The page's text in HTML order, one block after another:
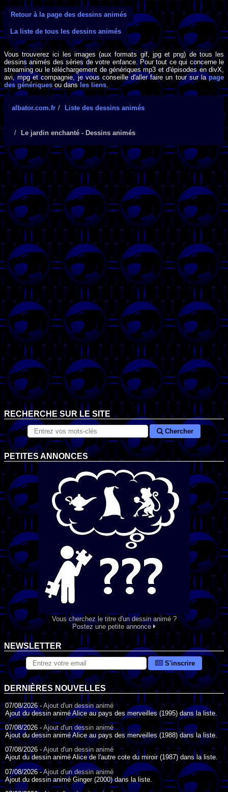
Retour à la page des dessins animés
La liste de tous les dessins animés
Vous trouverez ici les images (aux formats gif, jpg et png) de tous les
dessins animés des séries de votre enfance. Pour tout ce qui concerne le
streaming ou le téléchargement de génériques mp3 et d'épisodes en divX,
avi, mpg et compagnie, je vous conseille d'aller faire un tour sur lapage
des génériques ou dansles liens.
albator.com.fr Liste des dessins animés
Le jardin enchanté - Dessins animés
RECHERCHE SUR LE SITE
Chercher
PETITES ANNONCES
Vous cherchez le titre d'un dessin animé ?
Postez une petite annonce
NEWSLETTER
S'inscrire
DERNIÈRES NOUVELLES
07/08/2026 - Ajout d'un dessin animé
Ajout du dessin animé Alice au pays des merveilles (1995) dans la liste.
07/08/2026 - Ajout d'un dessin animé
Ajout du dessin animé Alice au pays des merveilles (1988) dans la liste.
07/08/2026 -Ajout d'un dessin animé
Ajout du dessin animé Alice de l'autre cote du miroir (1987) dans la liste.
07/08/2026 -Ajout d'un dessin animé
Ajout du dessin animé Ginger (2000) dans la liste.